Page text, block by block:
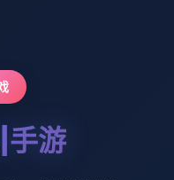
手游